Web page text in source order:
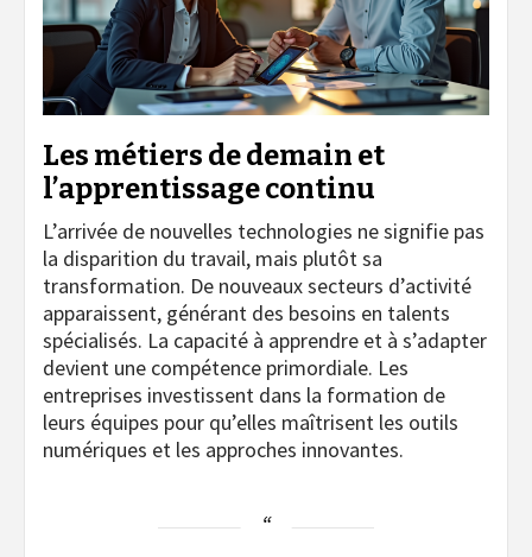
Les métiers de demain et
l’apprentissage continu
L’arrivée de nouvelles technologies ne signifie pas
la disparition du travail, mais plutôt sa
transformation. De nouveaux secteurs d’activité
apparaissent, générant des besoins en talents
spécialisés. La capacité à apprendre et à s’adapter
devient une compétence primordiale. Les
entreprises investissent dans la formation de
leurs équipes pour qu’elles maîtrisent les outils
numériques et les approches innovantes.